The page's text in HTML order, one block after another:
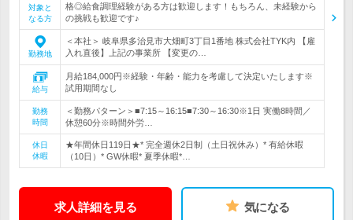
対象と
なる方
格◎給食調理経験がある方は歓迎します！もちろん、未経験から
の挑戦も歓迎です♪
勤務地
＜本社＞ 岐阜県多治見市大畑町3丁目1番地 株式会社TYK内 【雇
入れ直後】上記の事業所 【変更の…
給与
月給184,000円※経験・年齢・能力を考慮して決定いたします※
試用期間なし
勤務
時間
＜勤務パターン＞■7:15～16:15■7:30～16:30※1日 実働8時間／
休憩60分※時間外労…
休日
休暇
★年間休日119日★* 完全週休2日制（土日祝休み）* 有給休暇
（10日）* GW休暇* 夏季休暇*…
求人詳細を見る 気になる